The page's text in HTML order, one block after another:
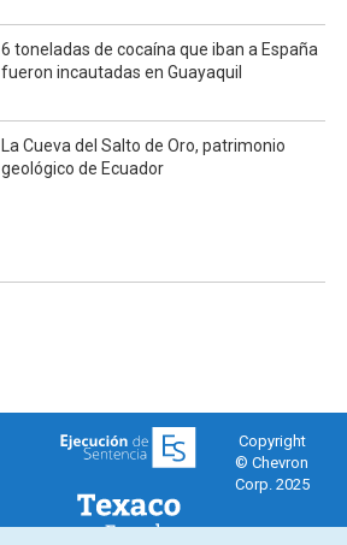
6 toneladas de cocaína que iban a España
fueron incautadas en Guayaquil
La Cueva del Salto de Oro, patrimonio
geológico de Ecuador
Copyright
© Chevron
Corp. 2025